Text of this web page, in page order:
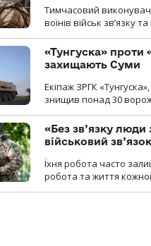
Тимчасовий виконувач
воїнів військ зв’язку
«Тунгуска» проти
захищають Суми
Екіпаж ЗРГК
знищив понад 30
«Без зв’язку
військовий
Їхня робота часто
робота та життя